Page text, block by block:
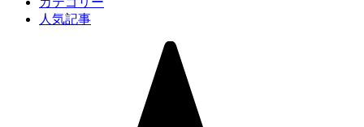
人気記事